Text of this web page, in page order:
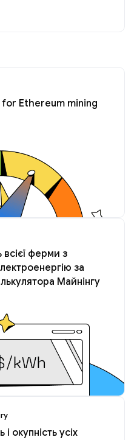
Ethereum mining
всієї ферми з
за
Майнінгу
окупність усіх